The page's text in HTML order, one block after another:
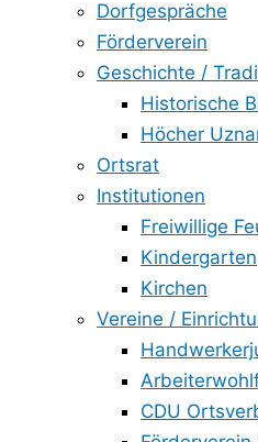
Dorfgespräche
Förderverein
Geschichte /
Historische
Höcher
Ortsrat
Institutionen
Freiwillige
Kindergarten
Kirchen
Vereine /
CDU